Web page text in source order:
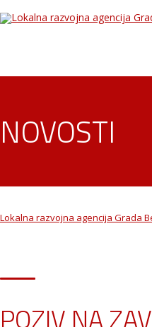
NOVOSTI
Lokalna razvojna agencija Grada
POZIV NA